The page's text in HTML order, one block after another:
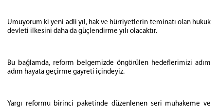
Umuyorum ki yeni adli yıl, hak ve hürriyetlerin teminatı olan hukuk
devleti ilkesini daha da güçlendirme yılı olacaktır.
Bu bağlamda, reform belgemizde öngörülen hedeflerimizi adım
adım hayata geçirme gayreti içindeyiz.
Yargı reformu birinci paketinde düzenlenen seri muhakeme ve